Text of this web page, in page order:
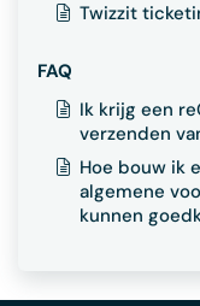
Twizzit
FAQ
Ik krijg een
verzenden
Hoe bouw ik
algemene
kunnen